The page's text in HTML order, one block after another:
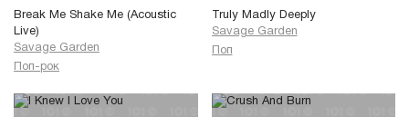
Break Me Shake Me (Acoustic
Live)
Savage Garden
Поп-рок
Truly Madly Deeply
Savage Garden
Поп